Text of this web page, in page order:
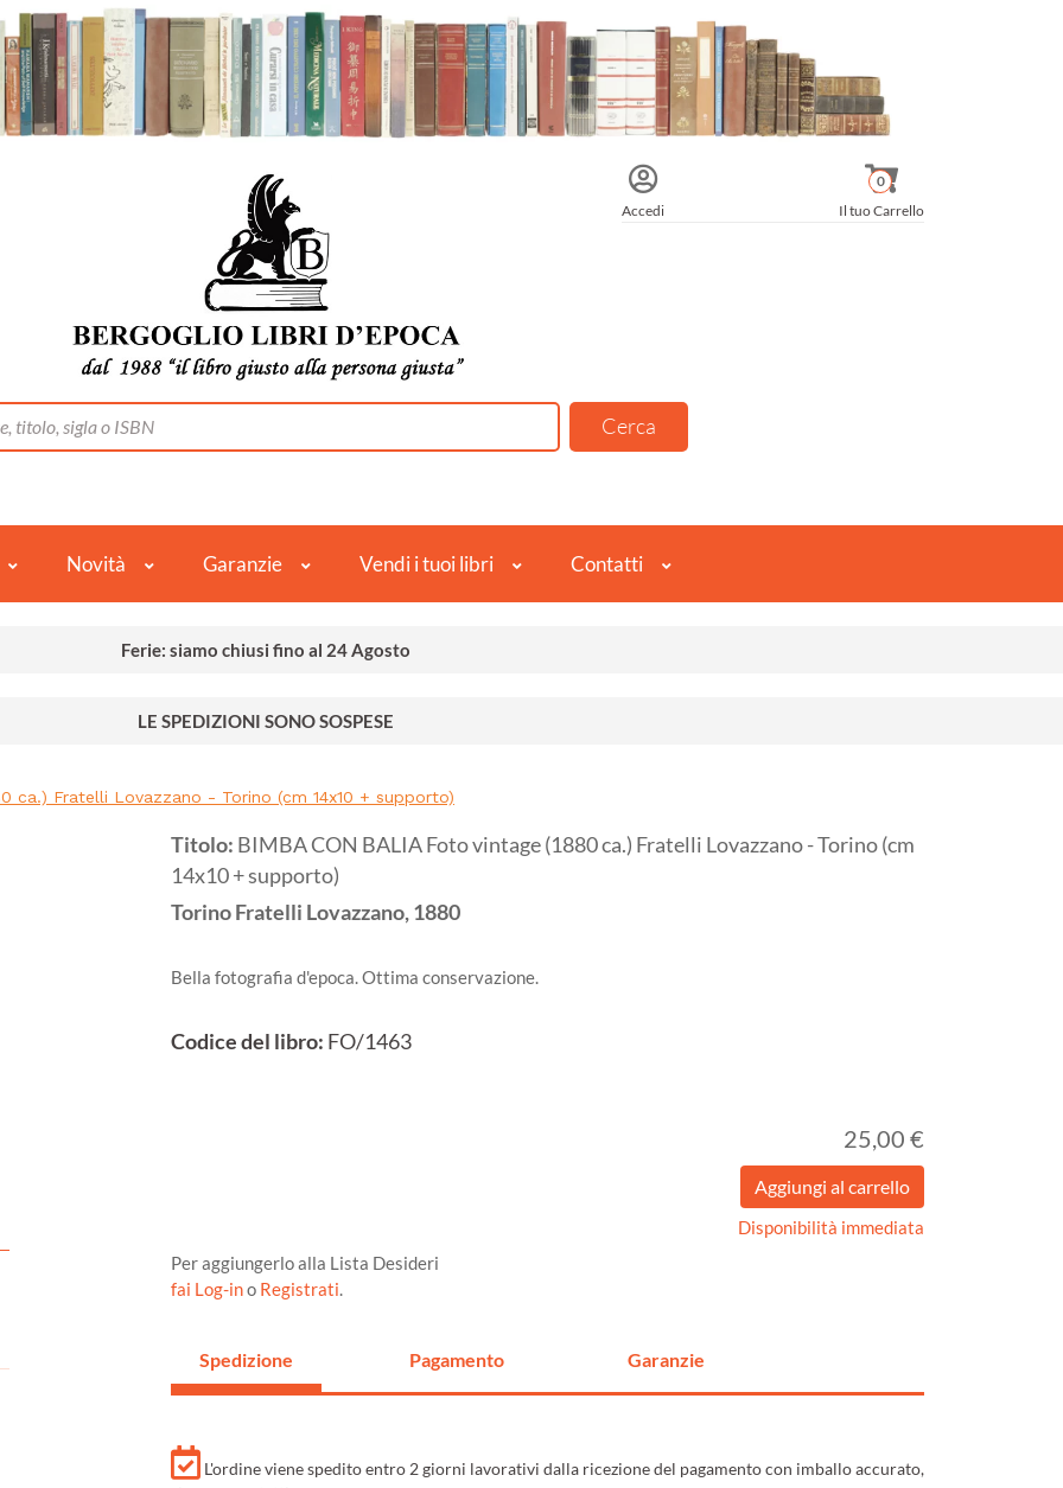
Accedi Il tuo Carrello
0
Novità Garanzie Vendi i tuoi libri Contatti
Ferie: siamo chiusi fino al 24 Agosto
LE SPEDIZIONI SONO SOSPESE
ca.) Fratelli Lovazzano - Torino (cm 14x10 + supporto)
Titolo: BIMBA CON BALIA Foto vintage (1880 ca.) Fratelli Lovazzano - Torino (cm
14x10 + supporto)
TorinoFratelli Lovazzano,1880
Bella fotografia d'epoca. Ottima conservazione.
Codice del libro: FO/1463
25,00 €
Disponibilità immediata
Per aggiungerlo alla Lista Desideri
fai Log-ino Registrati.
Spedizione Pagamento Garanzie
L'ordine viene spedito entro 2 giorni lavorativi dalla ricezione del pagamento con imballo accurato,